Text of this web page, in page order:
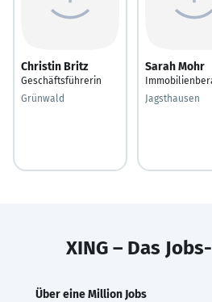
Christin Britz
Geschäftsführerin
Grünwald
Sarah Mohr
Jagsthausen
XING – Das
Über eine Million Jobs